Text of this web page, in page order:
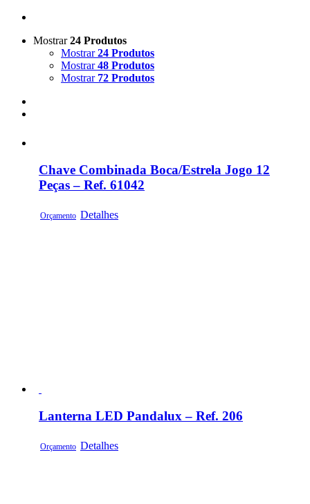
Mostrar24 Produtos
Mostrar24 Produtos
Mostrar48 Produtos
Mostrar 72 Produtos
Chave Combinada Boca/Estrela Jogo 12
Peças – Ref. 61042
Orçamento Detalhes
Lanterna LED Pandalux – Ref. 206
Orçamento Detalhes